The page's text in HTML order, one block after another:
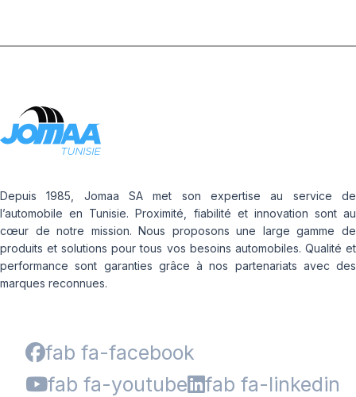
Depuis 1985, Jomaa SA met son expertise au service de
l’automobile en Tunisie. Proximité, fiabilité et innovation sont au
cœur de notre mission. Nous proposons une large gamme de
produits et solutions pour tous vos besoins automobiles. Qualité et
performance sont garanties grâce à nos partenariats avec des
marques reconnues.
fab fa-facebook
fab fa-youtube
fab fa-linkedin